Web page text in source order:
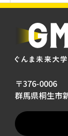
〒376-0006
群馬県桐生市